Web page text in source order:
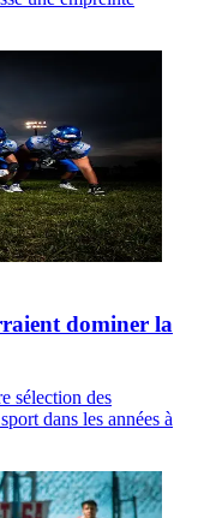
dominer la
sélection des
dans les années à